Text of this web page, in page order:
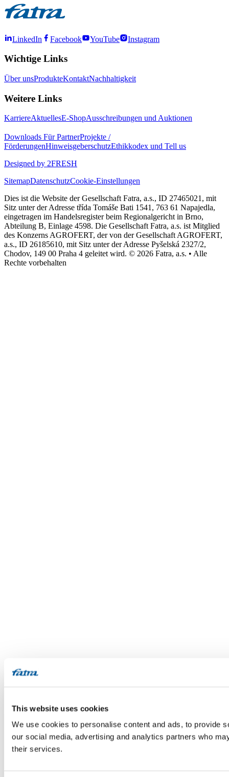
This website uses cookies
We use cookies to personalise content and ads, to provide
our social media, advertising and analytics partners who
their services.
LinkedIn Facebook YouTube Instagram
Wichtige Links
Über unsProdukteKontaktNachhaltigkeit
Weitere Links
KarriereAktuellesE-ShopAusschreibungen und Auktionen
Downloads Für PartnerProjekte /
FörderungenHinweisgeberschutzEthikkodex und Tell us
Designed by 2FRESH
SitemapDatenschutzCookie-Einstellungen
Dies ist die Website der Gesellschaft Fatra, a.s., ID 27465021, mit
Sitz unter der Adresse třída Tomáše Bati 1541, 763 61 Napajedla,
eingetragen im Handelsregister beim Regionalgericht in Brno,
Abteilung B, Einlage 4598. Die Gesellschaft Fatra, a.s. ist Mitglied
des Konzerns AGROFERT, der von der Gesellschaft AGROFERT,
a.s., ID 26185610, mit Sitz unter der Adresse Pyšelská 2327/2,
Chodov, 149 00 Praha 4 geleitet wird. © 2026 Fatra, a.s. • Alle
Rechte vorbehalten